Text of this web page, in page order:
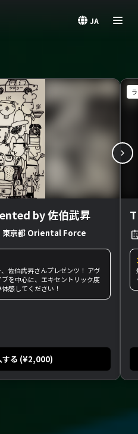
JA
by 佐伯武昇
東京都 Oriental Force
佐伯武昇さんプレゼンツ！ アヴ
を中心に、エキセントリック度
感してください！
する (¥2,000)